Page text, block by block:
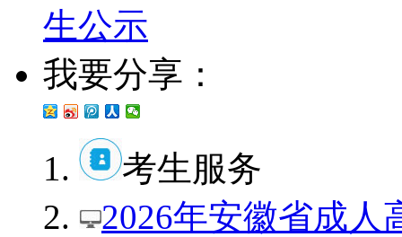
生公示
我要分享：
考生服务
2026年安徽省成人